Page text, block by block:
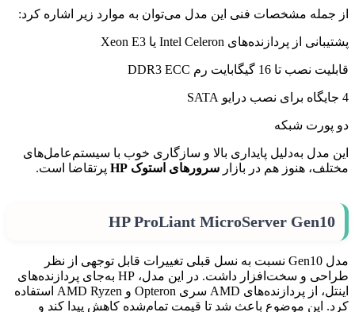
از جمله مشخصات فنی این مدل می‌توان به موارد زیر اشاره کرد:
پشتیبانی از پردازنده‌های Intel Celeron یا Xeon E3
قابلیت نصب تا 16 گیگابایت رم DDR3 ECC
4 جایگاه برای نصب درایو SATA
دو پورت شبکه
این مدل به‌دلیل پایداری بالا و سازگاری خوب با سیستم‌عامل‌های
مختلف، هنوز هم در بازار سرورهای استوک HP پرتقاضا است.
HP ProLiant MicroServer Gen10
مدل Gen10 نسبت به نسل قبلی تغییرات قابل توجهی از نظر
طراحی و سخت‌افزار داشت. در این مدل، HP به‌جای پردازنده‌های
اینتل، از پردازنده‌های AMD سری Opteron و AMD Ryzen استفاده
کرد. این موضوع باعث شد تا قیمت تمام‌شده کاهش پیدا کند و